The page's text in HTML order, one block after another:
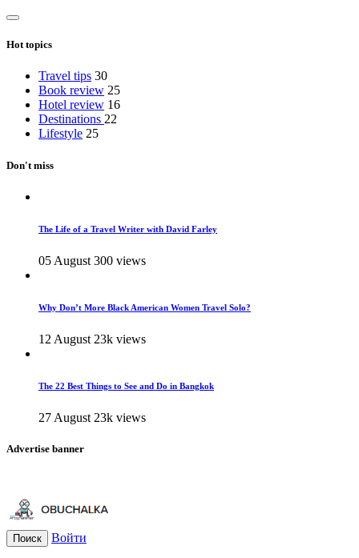
Hot topics
Travel tips 30
Book review 25
Hotel review 16
Destinations 22
Lifestyle 25
Don't miss
The Life of a Travel Writer with David Farley
05 August 300 views
Why Don’t More Black American Women Travel Solo?
12 August 23k views
The 22 Best Things to See and Do in Bangkok
27 August 23k views
Advertise banner
Поиск Войти